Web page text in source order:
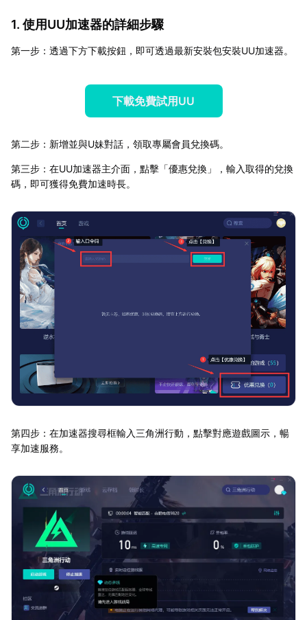
1. 使用UU加速器的詳細步驟
第一步：透過下方下載按鈕，即可透過最新安裝包安裝UU加速器。
下載免費試用UU
第二步：新增並與U妹對話，領取專屬會員兌換碼。
第三步：在UU加速器主介面，點擊「優惠兌換」，輸入取得的兌換
碼，即可獲得免費加速時長。
第四步：在加速器搜尋框輸入三角洲行動，點擊對應遊戲圖示，暢
享加速服務。